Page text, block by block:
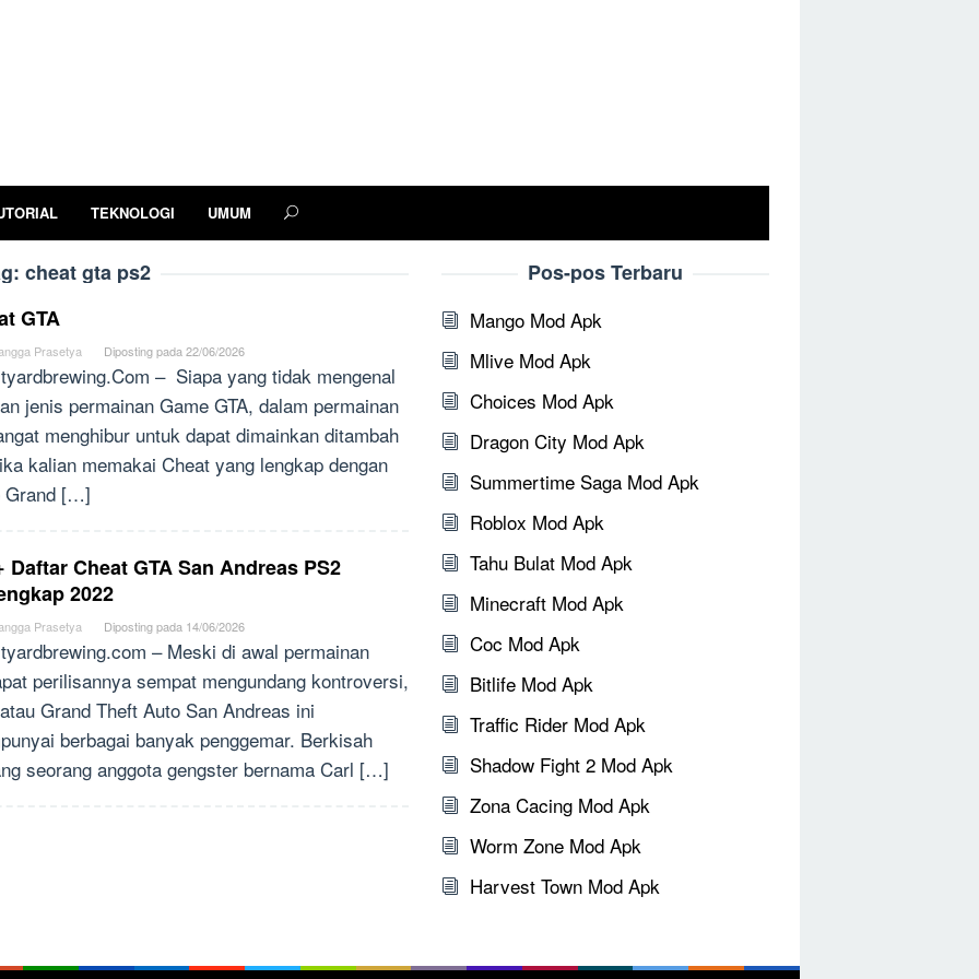
TEKNOLOGI UMUM
cheat gta ps2
GTA
Prasetya Diposting pada 22/06/2026
– Siapa yang tidak mengenal
jenis permainan Game GTA, dalam permainan
menghibur untuk dapat dimainkan ditambah
kalian memakai Cheat yang lengkap dengan
Grand […]
Daftar Cheat GTA San Andreas PS2
2022
Prasetya Diposting pada 14/06/2026
– Meski di awal permainan
perilisannya sempat mengundang kontroversi,
Grand Theft Auto San Andreas ini
berbagai banyak penggemar. Berkisah
seorang anggota gengster bernama Carl […]
Pos-pos Terbaru
Mango Mod Apk
Mlive Mod Apk
Choices Mod Apk
Dragon City Mod Apk
Summertime Saga Mod Apk
Roblox Mod Apk
Tahu Bulat Mod Apk
Minecraft Mod Apk
Coc Mod Apk
Bitlife Mod Apk
Traffic Rider Mod Apk
Shadow Fight 2 Mod Apk
Zona Cacing Mod Apk
Worm Zone Mod Apk
Harvest Town Mod Apk